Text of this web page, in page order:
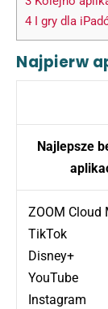
4 I gry dla
Najpierw
Najlepsze
ZOOM Cloud
TikTok
Disney+
YouTube
Instagram